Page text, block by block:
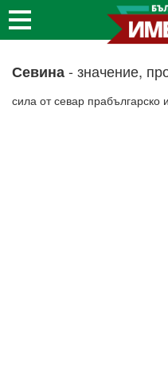
Севина- значение,
сила от севар прабългарско